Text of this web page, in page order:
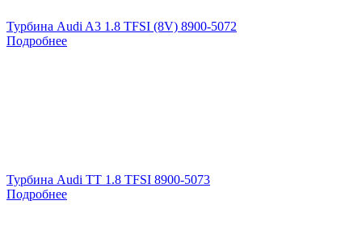
Турбина Audi A3 1.8 TFSI (8V) 8900-5072
Подробнее
Турбина Audi TT 1.8 TFSI 8900-5073
Подробнее